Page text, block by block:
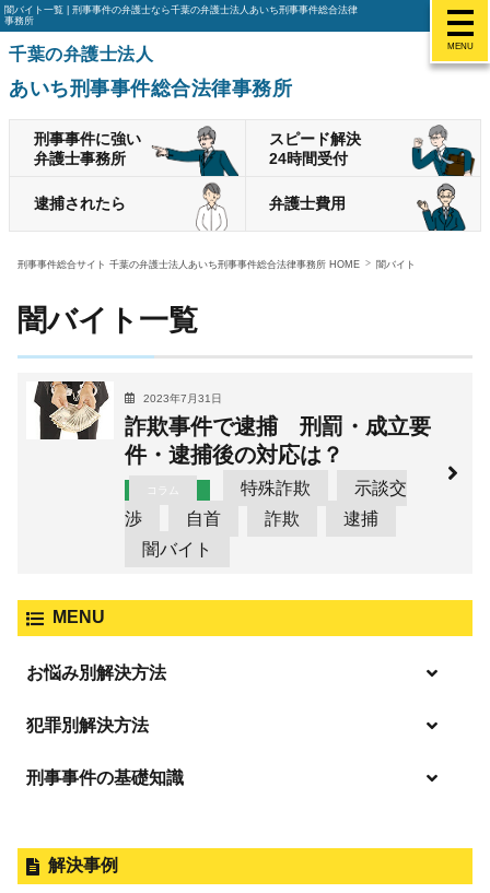
MENU
闇バイト一覧 | 刑事事件の弁護士なら千葉の弁護士法人あいち刑事事件総合法律
事務所
千葉の弁護士法人
あいち刑事事件総合法律事務所
刑事事件に強い
弁護士事務所
スピード解決
24時間受付
逮捕されたら 弁護士費用
刑事事件総合サイト 千葉の弁護士法人あいち刑事事件総合法律事務所 HOME 闇バイト
闇バイト一覧
2023年7月31日
詐欺事件で逮捕 刑罰・成立要
件・逮捕後の対応は？
コラム 特殊詐欺
示談交
渉
自首 詐欺
逮捕
闇バイト
MENU
お悩み別解決方法
逮捕の不安や悩み
無実・無罪を証明してほしい
犯罪別解決方法
事件別－暴力事件
過失致死・過失傷害
性犯罪 TOP
事件別－財産犯
刑事事件の基礎知識
刑事裁判の概要・手続
解決事例